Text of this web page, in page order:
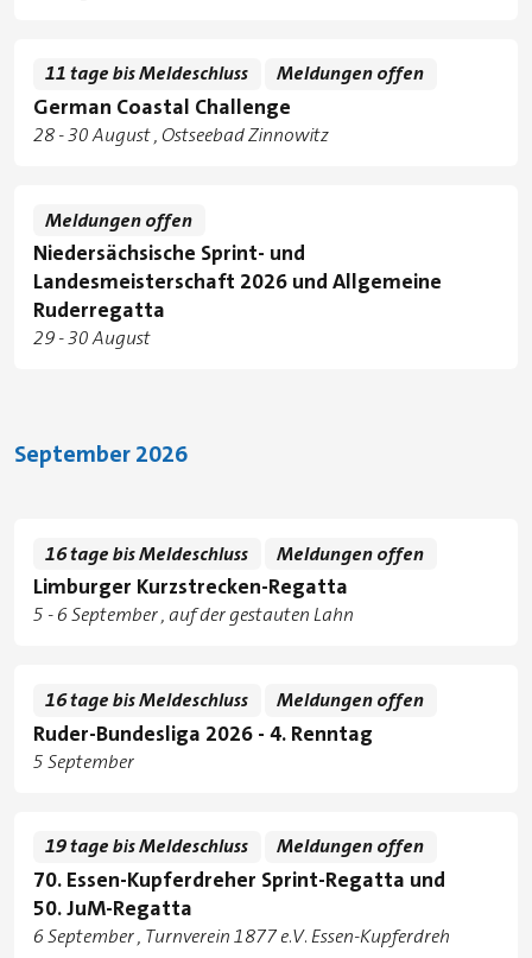
German Coastal Challenge
Tage
28zu
-30 August Ostseebad Zinnowitz
11 tage bis Meldeschluss Meldungen offen
Niedersächsische Sprint- und
Landesmeisterschaft 2026 und Allgemeine
Ruderregatta
Tage
29zu
-30 August
Meldungen offen
September 2026
Limburger Kurzstrecken-Regatta
Tage
5 zu
-6 September auf der gestauten Lahn
16 tage bis Meldeschluss Meldungen offen
Ruder-Bundesliga 2026 - 4. Renntag
Tage
5 September
16 tage bis Meldeschluss Meldungen offen
70. Essen-Kupferdreher Sprint-Regatta und
50. JuM-Regatta
Tage
6 September Turnverein 1877 e.V. Essen-Kupferdreh
19 tage bis Meldeschluss Meldungen offen